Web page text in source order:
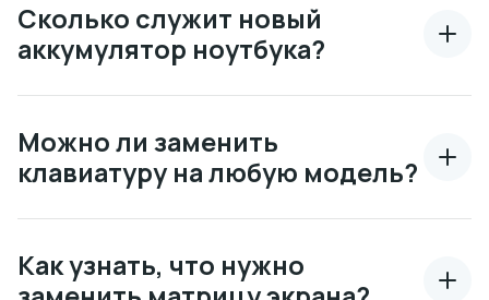
Сколько служит новый
аккумулятор ноутбука?
Можно ли заменить
клавиатуру на любую модель?
Как узнать, что нужно